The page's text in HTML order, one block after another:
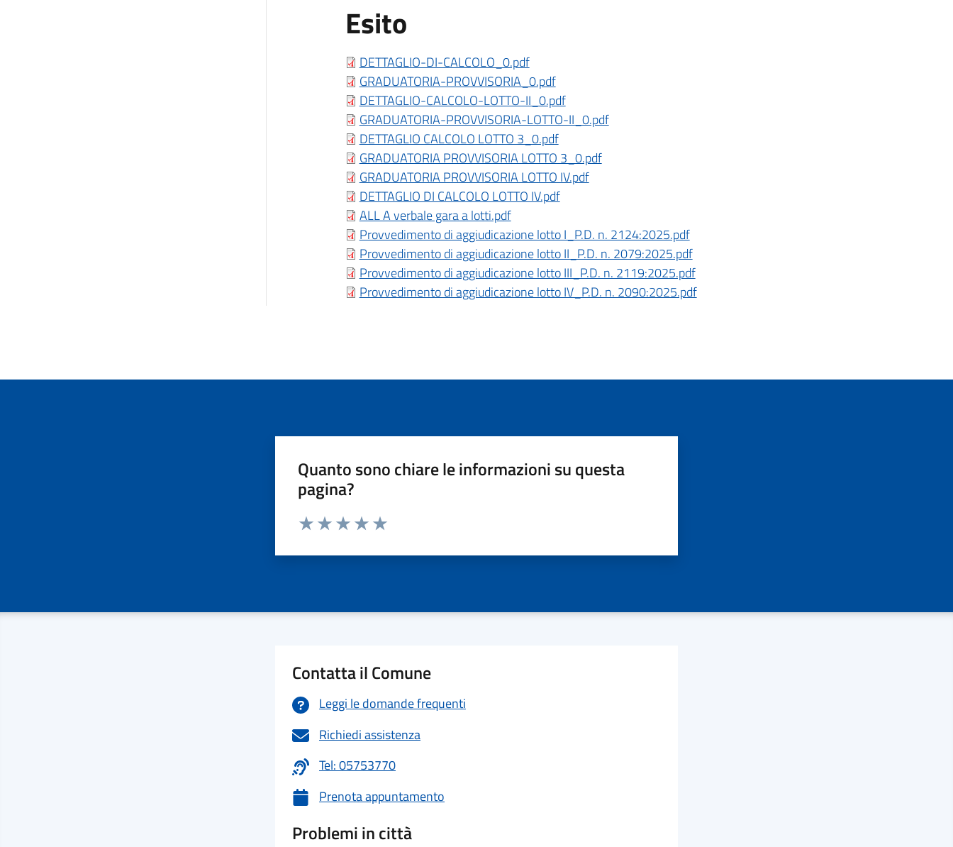
Esito
Esito bando
DETTAGLIO-DI-CALCOLO_0.pdf
GRADUATORIA-PROVVISORIA_0.pdf
DETTAGLIO-CALCOLO-LOTTO-II_0.pdf
GRADUATORIA-PROVVISORIA-LOTTO-II_0.pdf
DETTAGLIO CALCOLO LOTTO 3_0.pdf
GRADUATORIA PROVVISORIA LOTTO 3_0.pdf
GRADUATORIA PROVVISORIA LOTTO IV.pdf
DETTAGLIO DI CALCOLO LOTTO IV.pdf
ALL A verbale gara a lotti.pdf
Provvedimento di aggiudicazione lotto I_P.D. n. 2124:2025.pdf
Provvedimento di aggiudicazione lotto II_P.D. n. 2079:2025.pdf
Provvedimento di aggiudicazione lotto III_P.D. n. 2119:2025.pdf
Provvedimento di aggiudicazione lotto IV_P.D. n. 2090:2025.pdf
Quanto sono chiare le informazioni su questa
pagina?
Valuta da 1 a 5 stelle la pagina
Contatta il Comune
Leggi le domande frequenti
Richiedi assistenza
Tel: 05753770
Prenota appuntamento
Problemi in città